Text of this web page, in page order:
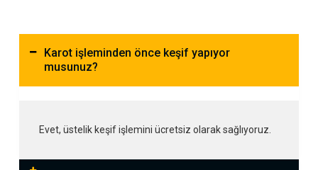
Karot işleminden önce keşif yapıyor
musunuz?
Evet, üstelik keşif işlemini ücretsiz olarak sağlıyoruz.